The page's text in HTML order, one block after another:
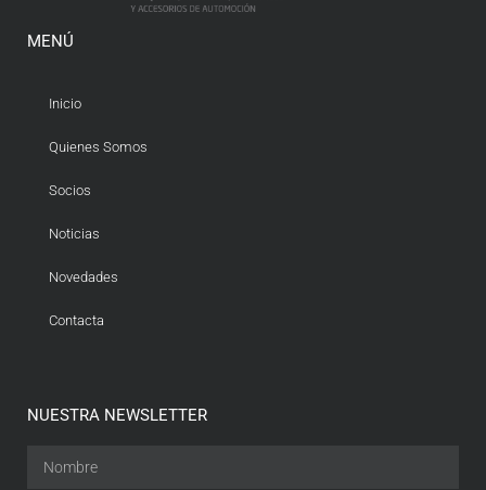
MENÚ
Inicio
Quienes Somos
Socios
Noticias
Novedades
Contacta
NUESTRA NEWSLETTER